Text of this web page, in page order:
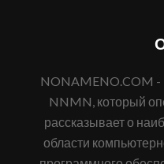
NONAMENO.COM - информационный портал
NNMN, который
рассказывает о
области